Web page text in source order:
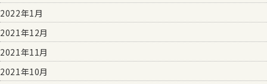
2022年1月
2021年12月
2021年11月
2021年10月